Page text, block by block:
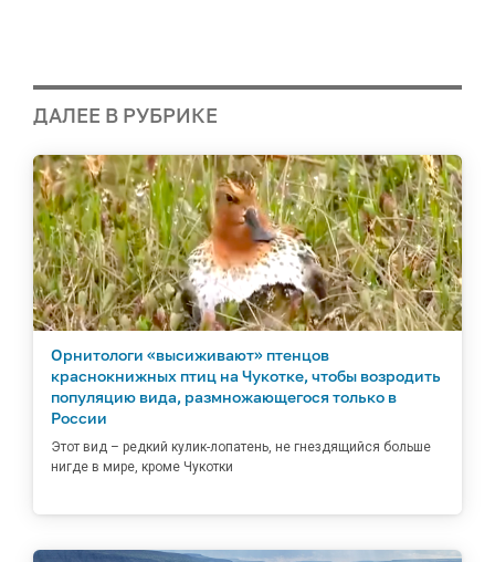
ДАЛЕЕ В РУБРИКЕ
Орнитологи «высиживают» птенцов
краснокнижных птиц на Чукотке, чтобы возродить
популяцию вида, размножающегося только в
России
Этот вид – редкий кулик-лопатень, не гнездящийся больше
нигде в мире, кроме Чукотки